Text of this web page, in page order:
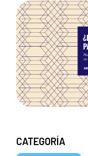
CATEGORÍA